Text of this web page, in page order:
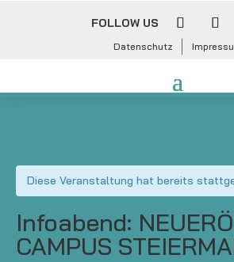
FOLLOW US
Datenschutz
Diese Veranstaltung hat bereits
Infoabend:
CAMPUS